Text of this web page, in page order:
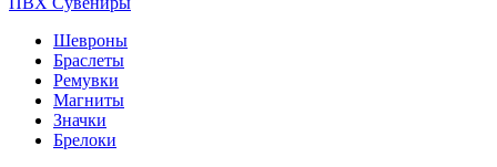
Шевроны
Браслеты
Ремувки
Магниты
Значки
Брелоки